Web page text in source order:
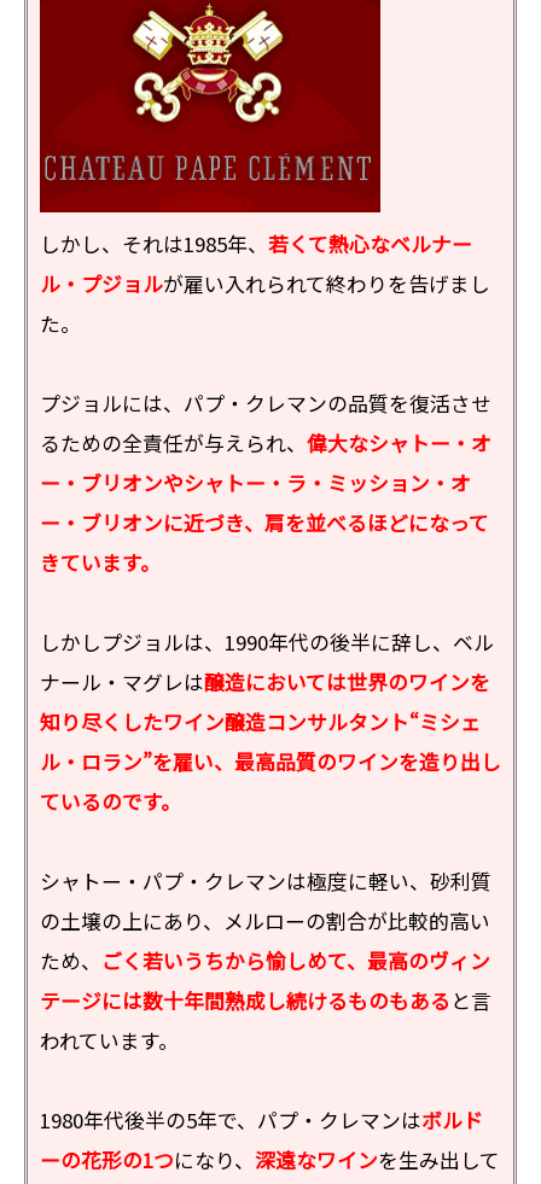
しかし、それは1985年、 若くて熱心なベルナー
ル・プジョルが雇い入れられて終わりを告げまし
た。
プジョルには、パプ・クレマンの品質を復活させ
るための全責任が与えられ、 偉大なシャトー・オ
ー・ブリオンやシャトー・ラ・ミッション・オ
ー・ブリオンに近づき、肩を並べるほどになって
きています。
しかしプジョルは、1990年代の後半に辞し、ベル
ナール・マグレは醸造においては世界のワインを
知り尽くしたワイン醸造コンサルタント“ミシェ
ル・ロラン”を雇い、最高品質のワインを造り出し
ているのです。
シャトー・パプ・クレマンは極度に軽い、砂利質
の土壌の上にあり、メルローの割合が比較的高い
ため、 ごく若いうちから愉しめて、最高のヴィン
テージには数十年間熟成し続けるものもある と言
われています。
1980年代後半の5年で、パプ・クレマンはボルド
ーの花形の1つになり、 深遠なワインを生み出して